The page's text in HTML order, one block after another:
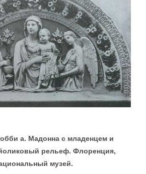
а. Мадонна с младенцем и
рельеф. Флоренция,
музей.